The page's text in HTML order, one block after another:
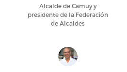
Alcalde de Camuy y
presidente de la Federación
de Alcaldes